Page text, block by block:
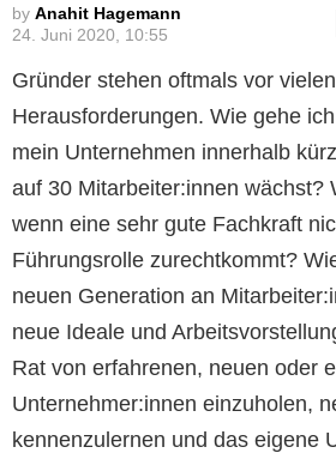
by Anahit Hagemann
24. Juni 2020, 10:55
Gründer stehen oftmals vor vielen
Herausforderungen. Wie gehe
mein Unternehmen innerhalb
auf 30 Mitarbeiter:innen wächst?
wenn eine sehr gute Fachkraft
Führungsrolle zurechtkommt?
neuen Generation an
neue Ideale und
Rat von erfahrenen, neuen oder
Unternehmer:innen einzuholen,
kennenzulernen und das eigene